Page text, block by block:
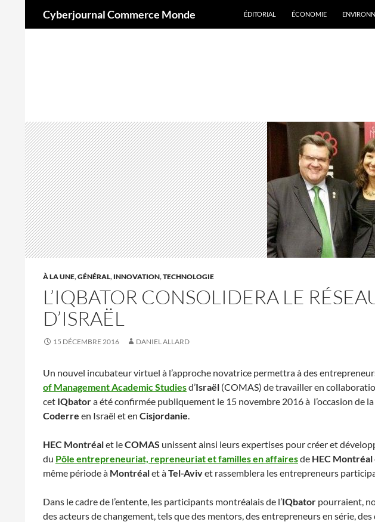
Cyberjournal Commerce Monde ÉDITORIAL ÉCONOMIE
À LA UNE,GÉNÉRAL, INNOVATION,TECHNOLOGIE
L’IQBATOR CONSOLIDERA LE
D’ISRAËL
15 DÉCEMBRE 2016 DANIEL ALLARD
Un nouvel incubateur virtuel à l’approche novatrice permettra à des
of Management Academic Studiesd’Israël (COMAS) de travailler en
cet IQbatora été confirmée publiquement le 15 novembre 2016 à l’occasion de
Coderre en Israël et en Cisjordanie.
HEC Montréalet leCOMAS unissent ainsi leurs expertises pour créer et
du Pôle entrepreneuriat, repreneuriat et familles en affairesde HEC Montréal
même période à Montréalet àTel-Avivet rassemblera les entrepreneurs
Dans le cadre de l’entente, les participants montréalais de l’IQbator pourraient,
des acteurs de changement, tels que des mentors, des entrepreneurs en série,